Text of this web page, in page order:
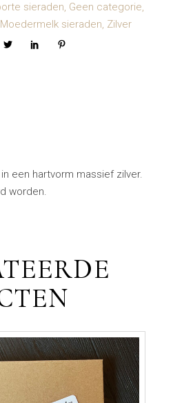
sieraden, Geen categorie,
Moedermelk sieraden, Zilver
een hartvorm massief zilver.
worden.